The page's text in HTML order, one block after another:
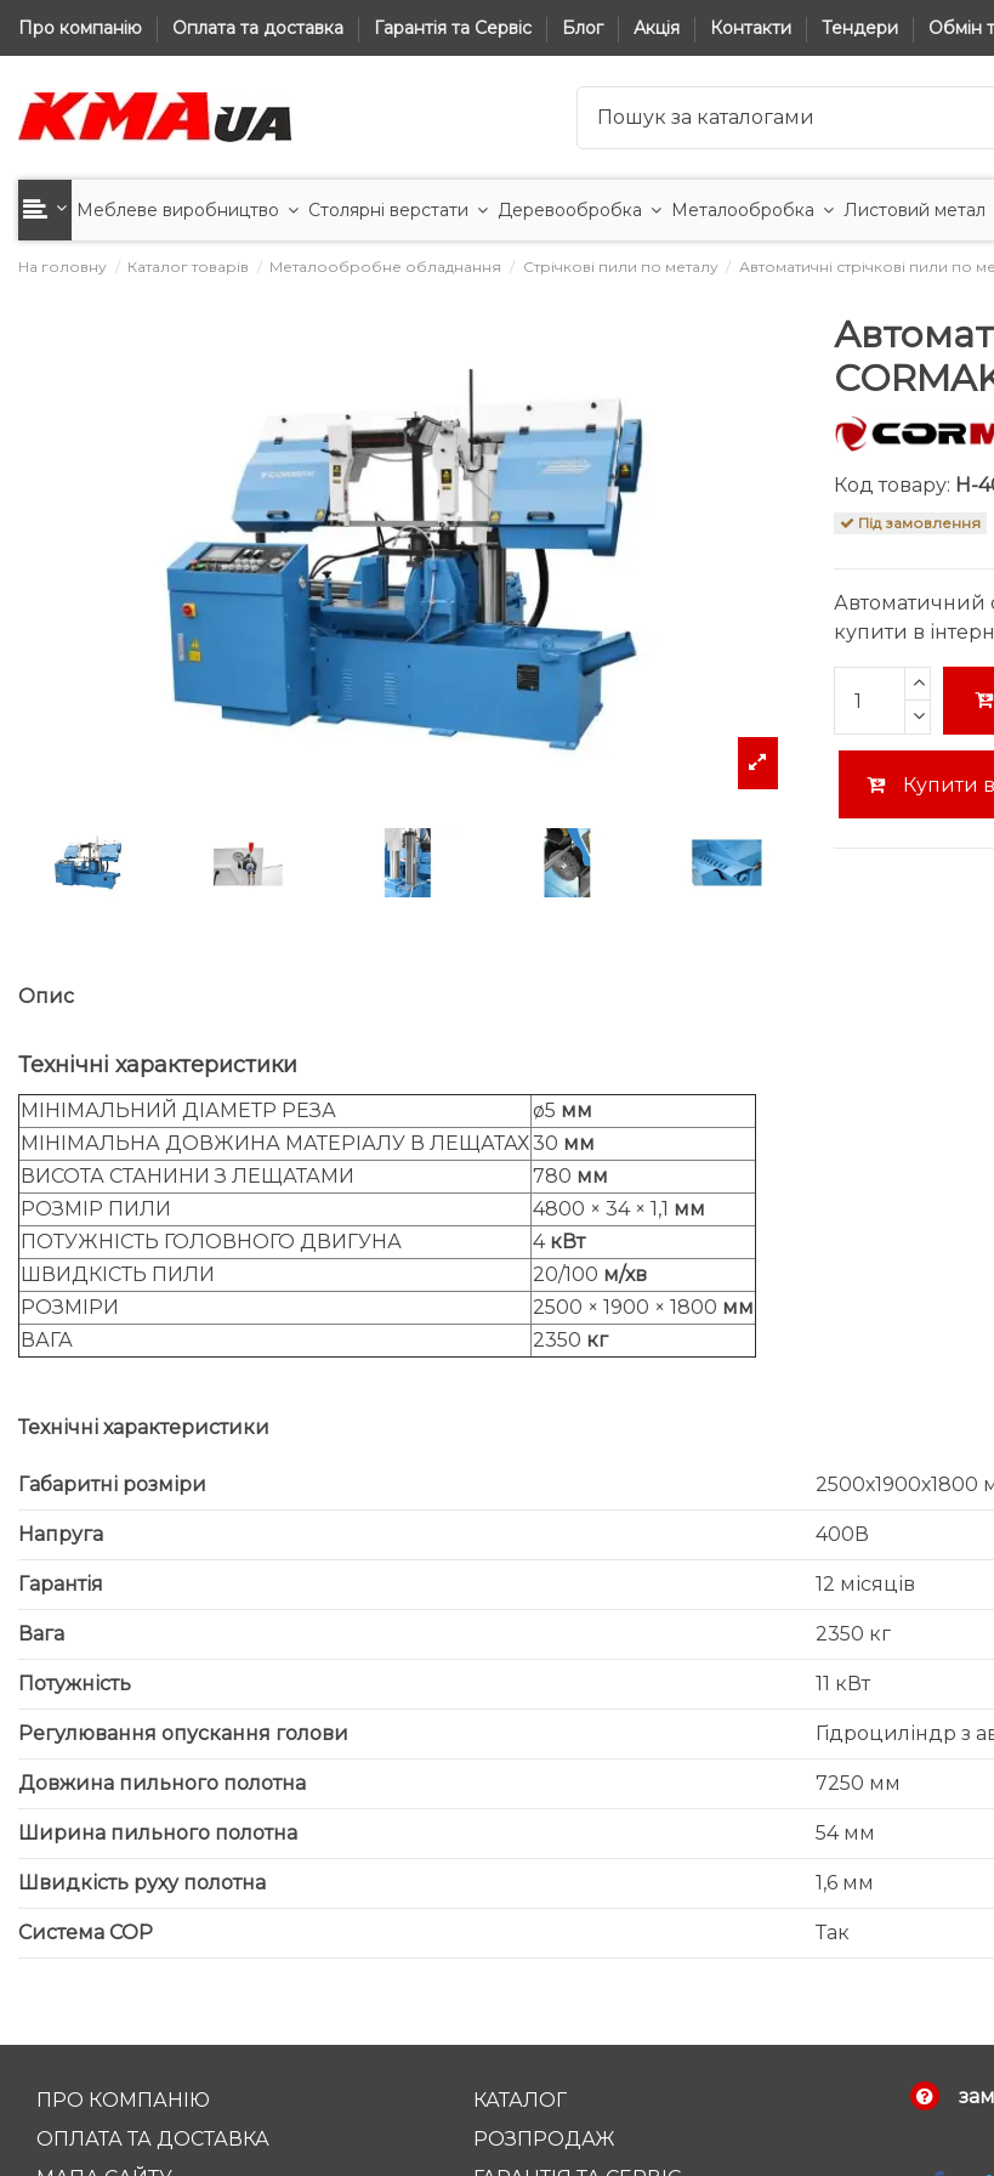
Про компанію Оплата та доставка Гарантія та Сервіс Блог Акція Контакти Тендери Обмін
Меблеве виробництво Столярні верстати Деревообробка Металообробка Листовий метал
На головну Каталог товарів Металообробне обладнання Стрічкові пили по металу Автоматичні стрічкові пили по
Код товару: H-
Під замовлення
Автоматичний
купити в
Купити в
Опис
Технічні характеристики
МІНІМАЛЬНИЙ ДІАМЕТР РЕЗА ø5 мм
МІНІМАЛЬНА ДОВЖИНА МАТЕРІАЛУ В ЛЕЩАТАХ30 мм
ВИСОТА СТАНИНИ З ЛЕЩАТАМИ
780 мм
РОЗМІР ПИЛИ
4800 × 34 × 1,1 мм
ПОТУЖНІСТЬ ГОЛОВНОГО ДВИГУНА
4 кВт
ШВИДКІСТЬ ПИЛИ
20/100 м/хв
РОЗМІРИ
2500 × 1900 × 1800 мм
ВАГА
2350 кг
Технічні характеристики
Габаритні розміри 2500х1900х1800
Напруга 400В
Гарантія 12 місяців
Вага 2350 кг
Потужність 11 кВт
Регулювання опускання голови Гідроциліндр з
Довжина пильного полотна 7250 мм
Ширина пильного полотна 54 мм
Швидкість руху полотна 1,6 мм
Система СОР Так
ПРО КОМПАНІЮ
ОПЛАТА ТА ДОСТАВКА
КАТАЛОГ
РОЗПРОДАЖ